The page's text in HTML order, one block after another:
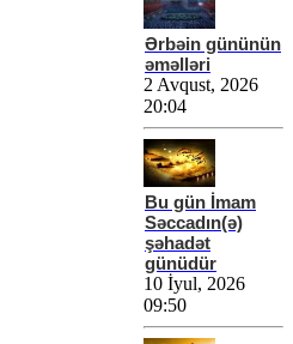
Ərbəin gününün
əməlləri
2 Avqust, 2026
20:04
Bu gün İmam
Səccadın(ə)
şəhadət
günüdür
10 İyul, 2026
09:50